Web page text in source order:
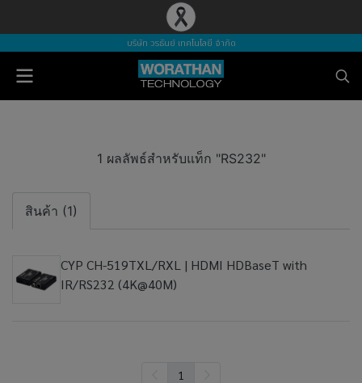
บริษัท วรธันย์ เทคโนโลยี จำกัด
1 ผลลัพธ์สำหรับแท็ก "RS232"
สินค้า (1)
CYP CH-519TXL/RXL | HDMI HDBaseT with
IR/RS232 (4K@40M)
1